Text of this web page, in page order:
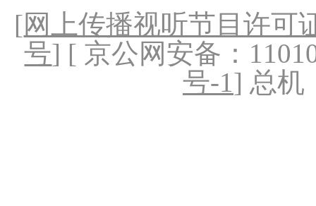
[网上传播视听节目许可
号] [ 京公网安备：
号-1] 总机